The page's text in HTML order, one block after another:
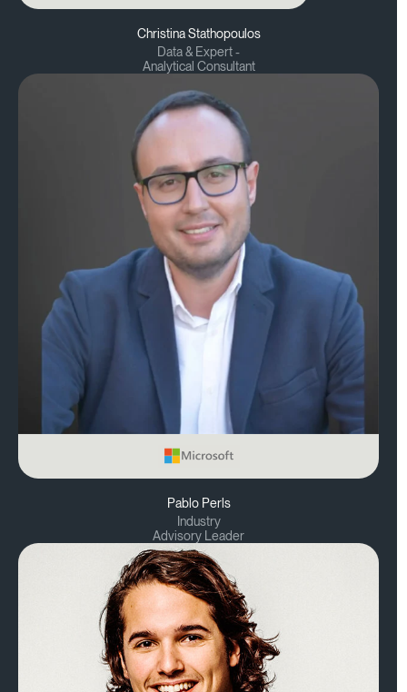
Christina Stathopoulos
Data & Expert -
Analytical Consultant
Pablo Perls
Industry
Advisory Leader